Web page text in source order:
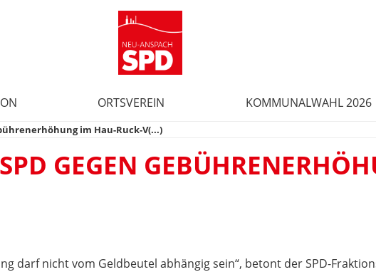
ORTSVEREIN KOMMUNALWAHL 2026
im Hau-Ruck-V(...)
GEGEN
darf nicht vom Geldbeutel abhängig sein“, betont der SPD-